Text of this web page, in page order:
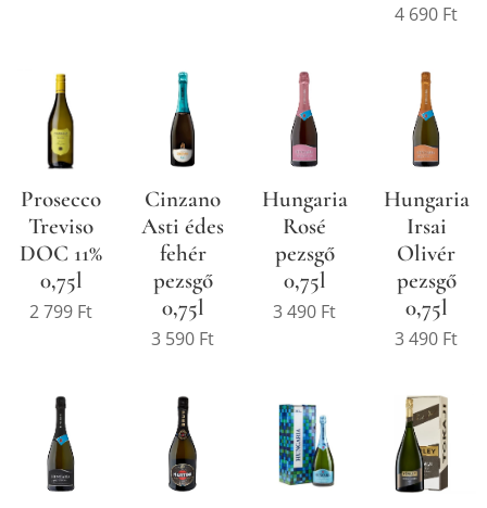
4 690 Ft
Prosecco
Treviso
DOC 11%
0,75l
2 799 Ft
Cinzano
Asti édes
fehér
pezsgő
0,75l
3 590 Ft
Hungaria
Rosé
pezsgő
0,75l
3 490 Ft
Hungaria
Irsai
Olivér
pezsgő
0,75l
3 490 Ft